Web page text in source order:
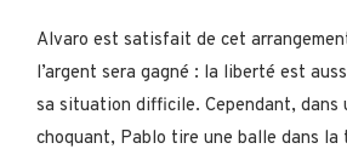
Alvaro est satisfait de cet
l’argent sera gagné : la liberté est
sa situation difficile. Cependant, dans
choquant, Pablo tire une balle dans la